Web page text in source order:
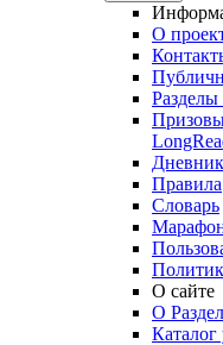
О
Разделы
Правила
Словарь
О сайте
О
Каталог